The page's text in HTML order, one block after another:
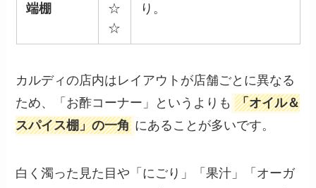
端棚
☆
☆
り。
カルディの店内はレイアウトが店舗ごとに異なる
ため、「お酢コーナー」というよりも 「オイル＆
スパイス棚」の一角 にあることが多いです。
白く濁った見た目や「にごり」「果汁」「オーガ